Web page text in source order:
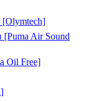
Air Sound
Oil Free]